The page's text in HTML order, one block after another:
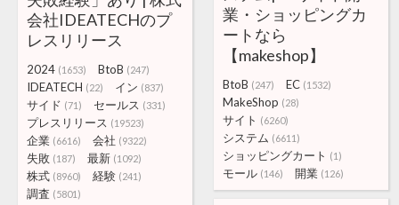
会社IDEATECHのプ
レスリリース
2024 (1653) BtoB (247)
IDEATECH (22) イン (837)
サイド (71) セールス (331)
プレスリリース (19523)
企業 (6616) 会社 (9322)
失敗 (187) 最新 (1092)
株式 (8960) 経験 (241)
調査 (5801)
業・ショッピングカ
ートなら
【makeshop】
BtoB (247) EC (1532)
MakeShop (28)
サイト (6260)
システム (6611)
ショッピングカート (1)
モール (146) 開業 (126)